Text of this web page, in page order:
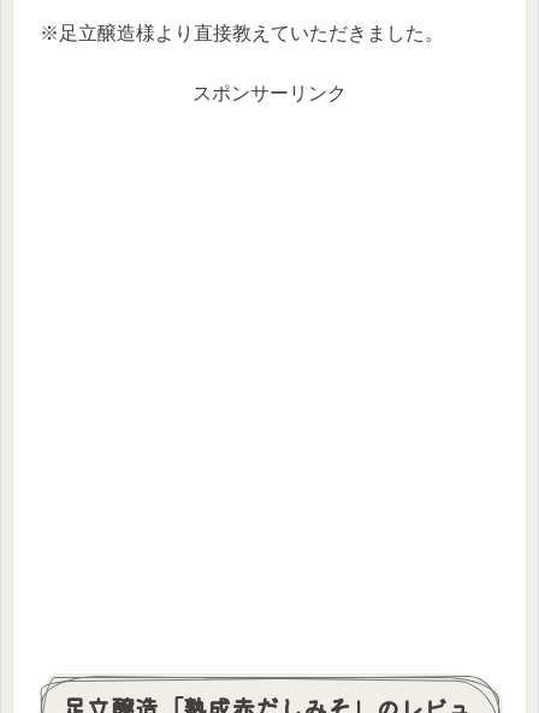
※足立醸造様より直接教えていただきました。
スポンサーリンク